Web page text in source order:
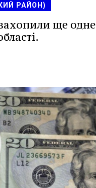
РАЙОН)
захопили ще одне